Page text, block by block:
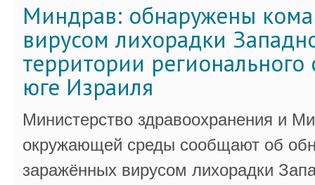
Миндрав: обнаружены
вирусом лихорадки
территории регионального
юге Израиля
Министерство здравоохранения и
окружающей среды сообщают об
заражённых вирусом лихорадки